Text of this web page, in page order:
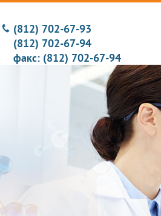
(812) 702-67-93
(812) 702-67-94
факс: (812) 702-67-94